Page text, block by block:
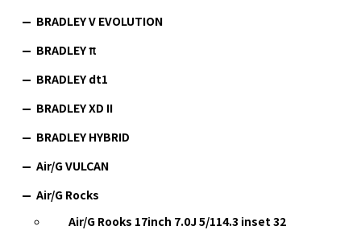
BRADLEY V EVOLUTION
BRADLEY π
BRADLEY dt1
BRADLEY XD II
BRADLEY HYBRID
Air/G VULCAN
Air/G Rocks
Air/G Rooks 17inch 7.0J 5/114.3 inset 32